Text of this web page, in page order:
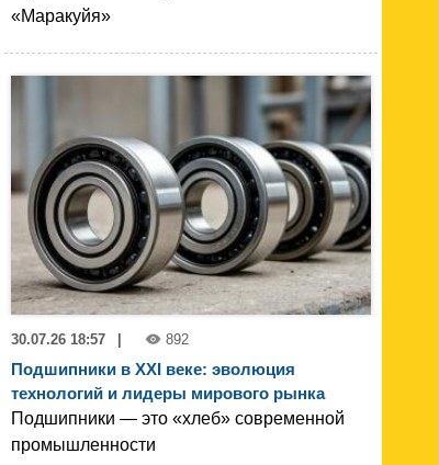
«Маракуйя»
30.07.26 18:57 892
Подшипники в XXI веке: эволюция
технологий и лидеры мирового рынка
Подшипники — это «хлеб» современной
промышленности